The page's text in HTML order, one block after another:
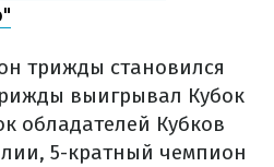
трижды становился
выигрывал Кубок
обладателей Кубков
5-кратный чемпион